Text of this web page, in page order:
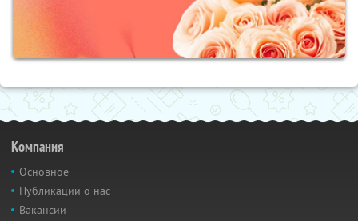
Компания
Основное
Публикации о нас
Вакансии